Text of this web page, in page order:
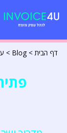
דף הבית >
Blog
>